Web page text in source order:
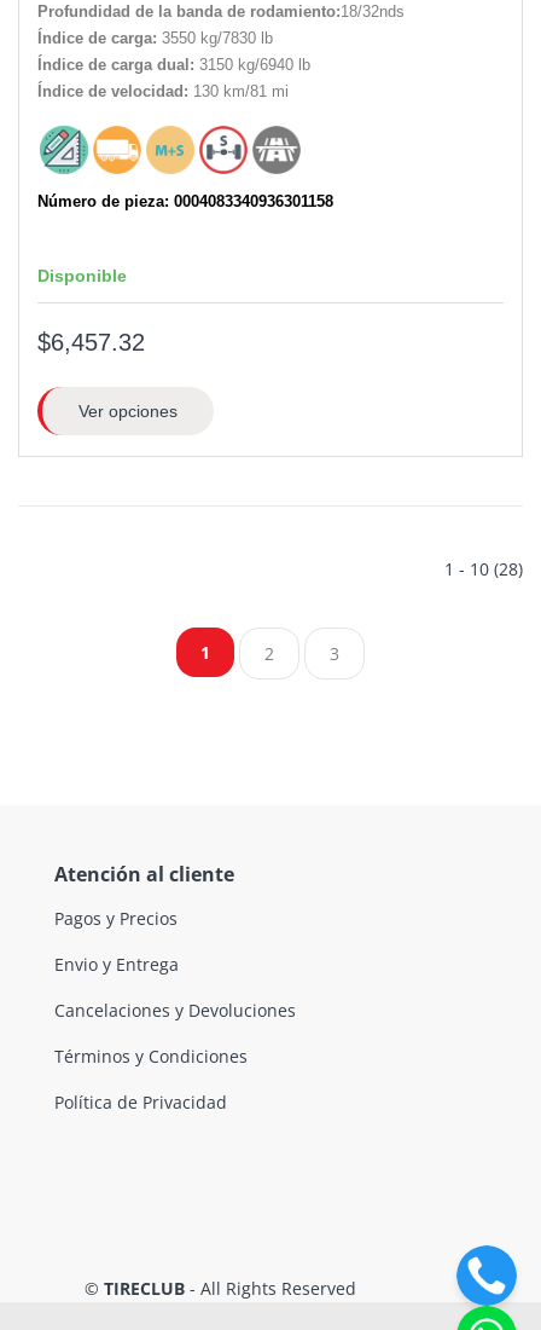
Profundidad de la banda de rodamiento:18/32nds
Índice de carga: 3550 kg/7830 lb
Índice de carga dual: 3150 kg/6940 lb
Índice de velocidad: 130 km/81 mi
Número de pieza: 0004083340936301158
Disponible
$6,457.32
Ver opciones
1 - 10 (28)
1 2 3
Atención al cliente
Pagos y Precios
Envio y Entrega
Cancelaciones y Devoluciones
Términos y Condiciones
Política de Privacidad
© TIRECLUB - All Rights Reserved